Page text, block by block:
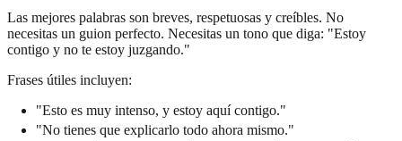
Las mejores palabras son breves, respetuosas y creíbles. No
necesitas un guion perfecto. Necesitas un tono que diga: "Estoy
contigo y no te estoy juzgando."
Frases útiles incluyen:
"Esto es muy intenso, y estoy aquí contigo."
"No tienes que explicarlo todo ahora mismo."